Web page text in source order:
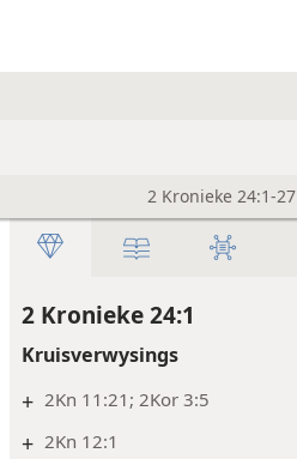
2 Kronieke 24:1-27
2 Kronieke 24:1
Kruisverwysings
+ 2Kn 11:21; 2Kor 3:5
+ 2Kn 12:1